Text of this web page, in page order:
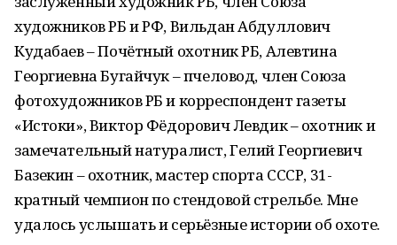
художников РБ и РФ, Вильдан Абдуллович
Кудабаев – Почётный охотник РБ, Алевтина
Георгиевна Бугайчук – пчеловод, член Союза
фотохудожников РБ и корреспондент газеты
«Истоки», Виктор Фёдорович Левдик – охотник и
замечательный натуралист, Гелий Георгиевич
Базекин – охотник, мастер спорта СССР, 31-
кратный чемпион по стендовой стрельбе. Мне
удалось услышать и серьёзные истории об охоте.